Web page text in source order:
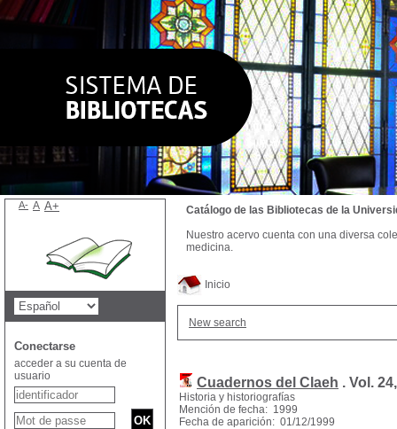
Inicio
New search
Cuadernos del Claeh . Vol.
Historia y historiografías
Mención de fecha: 1999
Fecha de aparición: 01/12/1999
Catálogo de las Bibliotecas de la
Nuestro acervo cuenta con una diversa
medicina.
A- A A+
Conectarse
acceder a su cuenta de
usuario